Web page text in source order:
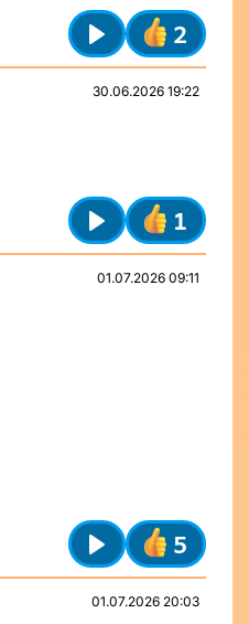
Play
2
30.06.2026 19:22
Play
1
01.07.2026 09:11
Play
5
01.07.2026 20:03